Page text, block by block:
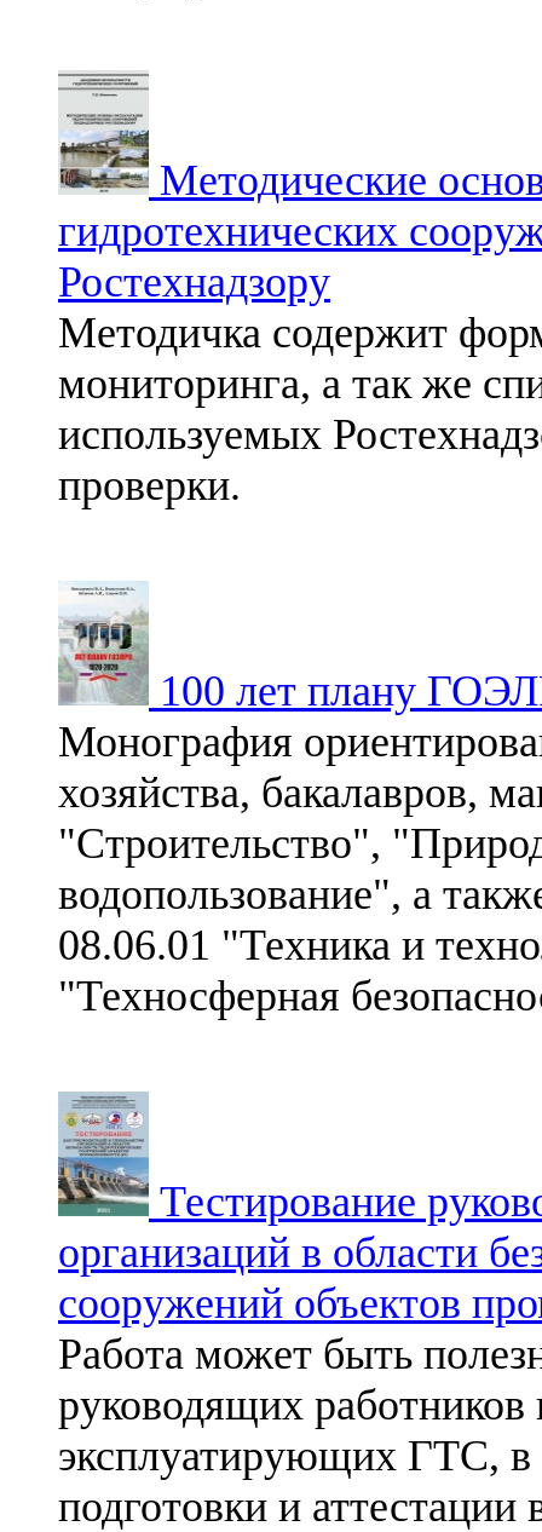
Методические
гидротехнических
Ростехнадзору
Методичка содержит
мониторинга, а так же
используемых
проверки.
100 лет плану
Монография
хозяйства, бакалавров,
"Строительство",
водопользование", а
08.06.01 "Техника и
"Техносферная
Тестирование
организаций в области
сооружений объектов
Работа может быть
руководящих работников
эксплуатирующих ГТС, в
подготовки и аттестации